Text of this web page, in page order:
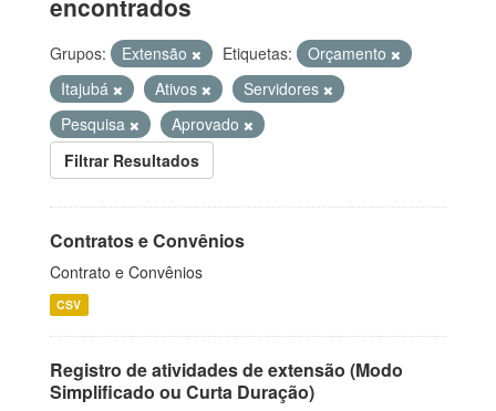
encontrados
Grupos: Extensão Etiquetas:
Orçamento
Itajubá
Ativos
Servidores
Pesquisa
Aprovado
Filtrar Resultados
Contratos e Convênios
Contrato e Convênios
CSV
Registro de atividades de extensão (Modo
Simplificado ou Curta Duração)